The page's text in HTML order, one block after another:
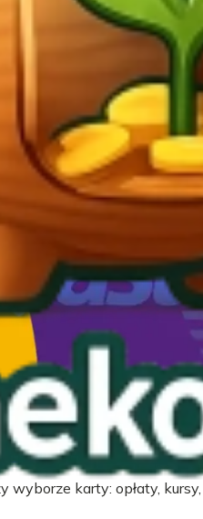
karty: opłaty,